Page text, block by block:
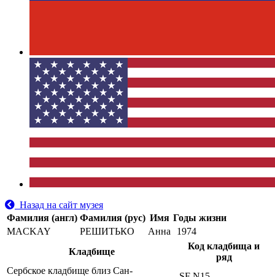
Назад на сайт музея
Фамилия (англ) Фамилия (рус) Имя Годы жизни
MACKAY
РЕШИТЬКО Анна
1974
Кладбище
Код кладбища и
ряд
Сербское кладбище близ Сан-